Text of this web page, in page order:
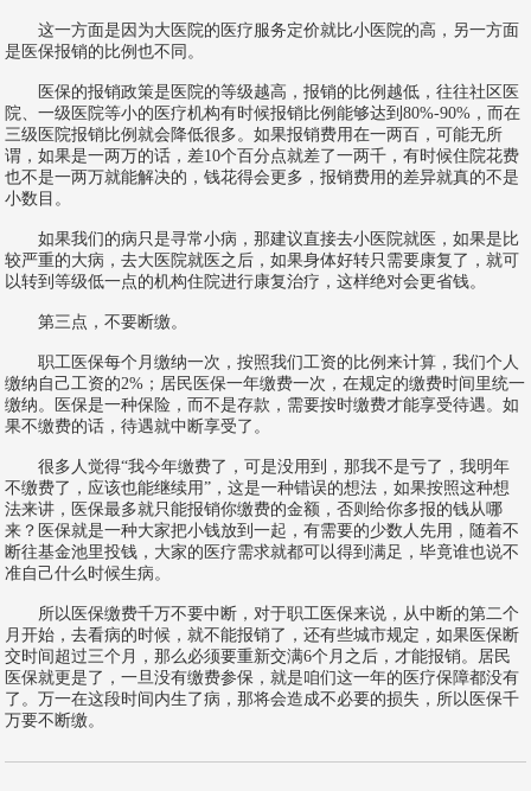
这一方面是因为大医院的医疗服务定价就比小医院的高，另一方面
是医保报销的比例也不同。
医保的报销政策是医院的等级越高，报销的比例越低，往往社区医
院、一级医院等小的医疗机构有时候报销比例能够达到80%-90%，而在
三级医院报销比例就会降低很多。如果报销费用在一两百，可能无所
谓，如果是一两万的话，差10个百分点就差了一两千，有时候住院花费
也不是一两万就能解决的，钱花得会更多，报销费用的差异就真的不是
小数目。
如果我们的病只是寻常小病，那建议直接去小医院就医，如果是比
较严重的大病，去大医院就医之后，如果身体好转只需要康复了，就可
以转到等级低一点的机构住院进行康复治疗，这样绝对会更省钱。
第三点，不要断缴。
职工医保每个月缴纳一次，按照我们工资的比例来计算，我们个人
缴纳自己工资的2%；居民医保一年缴费一次，在规定的缴费时间里统一
缴纳。医保是一种保险，而不是存款，需要按时缴费才能享受待遇。如
果不缴费的话，待遇就中断享受了。
很多人觉得“我今年缴费了，可是没用到，那我不是亏了，我明年
不缴费了，应该也能继续用”，这是一种错误的想法，如果按照这种想
法来讲，医保最多就只能报销你缴费的金额，否则给你多报的钱从哪
来？医保就是一种大家把小钱放到一起，有需要的少数人先用，随着不
断往基金池里投钱，大家的医疗需求就都可以得到满足，毕竟谁也说不
准自己什么时候生病。
所以医保缴费千万不要中断，对于职工医保来说，从中断的第二个
月开始，去看病的时候，就不能报销了，还有些城市规定，如果医保断
交时间超过三个月，那么必须要重新交满6个月之后，才能报销。居民
医保就更是了，一旦没有缴费参保，就是咱们这一年的医疗保障都没有
了。万一在这段时间内生了病，那将会造成不必要的损失，所以医保千
万要不断缴。